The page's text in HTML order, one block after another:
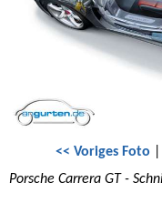
<< Voriges Foto
Porsche Carrera GT -